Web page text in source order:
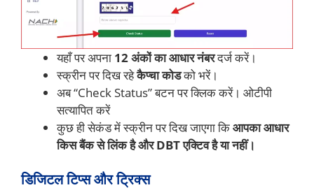
यहाँ पर अपना 12 अंकों का आधार नंबरदर्ज करें।
स्क्रीन पर दिख रहेकैप्चा कोडको भरें।
अब “Check Status” बटन पर क्लिक करें। ओटीपी
सत्यापित करें
कुछ ही सेकंड में स्क्रीन पर दिख जाएगा किआपका आधार
किस बैंक से लिंक है और DBT एक्टिव है या नहीं।
डिजिटल टिप्स और ट्रिक्स